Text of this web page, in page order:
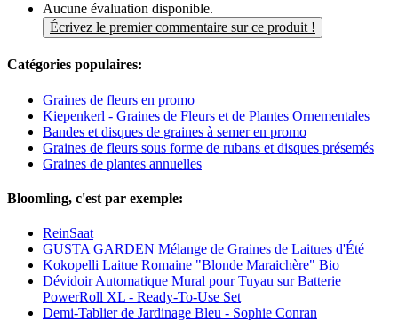
Aucune évaluation disponible.
Écrivez le premier commentaire sur ce produit !
Catégories populaires:
Graines de fleurs en promo
Kiepenkerl - Graines de Fleurs et de Plantes Ornementales
Bandes et disques de graines à semer en promo
Graines de fleurs sous forme de rubans et disques présemés
Graines de plantes annuelles
Bloomling, c'est par exemple:
ReinSaat
GUSTA GARDEN Mélange de Graines de Laitues d'Été
Kokopelli Laitue Romaine "Blonde Maraichère" Bio
Dévidoir Automatique Mural pour Tuyau sur Batterie
PowerRoll XL - Ready-To-Use Set
Demi-Tablier de Jardinage Bleu - Sophie Conran